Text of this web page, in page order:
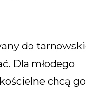
do
Dla młodego
chcą go